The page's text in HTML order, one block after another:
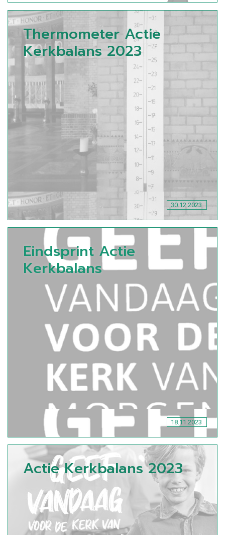
Thermometer Actie
Kerkbalans 2023
30.12.2023
Eindsprint Actie
Kerkbalans
18.11.2023
Actie Kerkbalans 2023